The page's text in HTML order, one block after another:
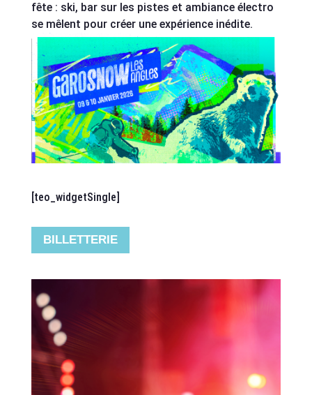
fête : ski, bar sur les pistes et ambiance électro
se mêlent pour créer une expérience inédite.
[teo_widgetSingle]
BILLETTERIE